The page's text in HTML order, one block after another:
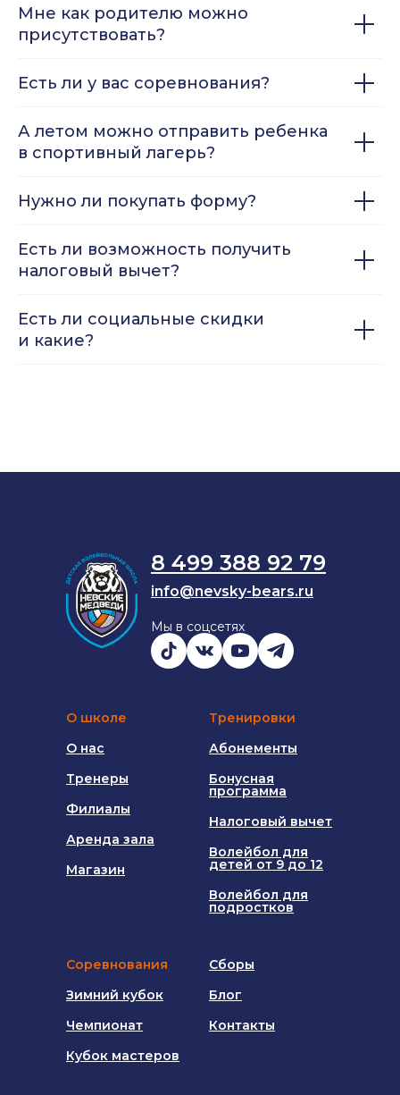
Мне как родителю можно
присутствовать?
Есть ли у вас соревнования?
А летом можно отправить ребенка
в спортивный лагерь?
Нужно ли покупать форму?
Есть ли возможность получить
налоговый вычет?
Есть ли социальные скидки
и какие?
Мы в соцсетях
Кубок мастеров
Чемпионат
Зимний кубок
Соревнования
Контакты
Магазин
Блог
Сборы
8 499 388 92 79
info@nevsky-bears.ru
Волейбол для
подростков
Волейбол для
детей от 9 до 12
Налоговый вычет
Бонусная
программа
Абонементы
Тренировки
Аренда зала
Филиалы
Тренеры
О нас
О школе